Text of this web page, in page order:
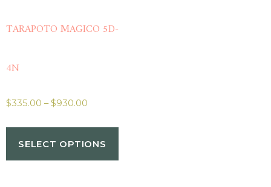
TARAPOTO MAGICO 5D-
4N
$335.00 –$930.00
SELECT OPTIONS